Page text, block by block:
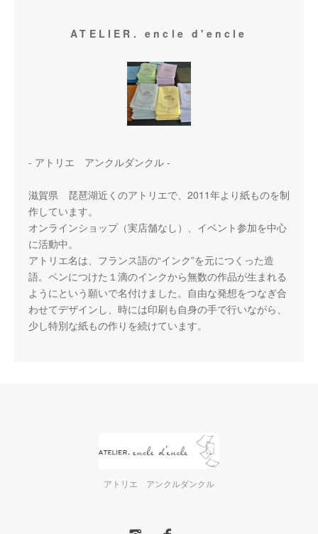
ATELIER. encle d'encle
- アトリエ アンクルダンクル -
滋賀県 琵琶湖近くのアトリエで、2011年より紙ものを制
作しています。
オンラインショップ（実店舗なし）、イベント参加を中心
に活動中。
アトリエ名は、フランス語の“インク”を元につくった造
語。ペンにつけた１滴のインクから無数の作品が生まれる
ようにという願いで名付けました。自由な発想をつなぎ合
わせてデザインし、時には印刷も自身の手で行いながら、
少し特別な紙もの作りを続けています。
アトリエ アンクルダンクル